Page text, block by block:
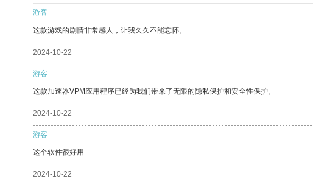
游客
这款游戏的剧情非常感人，让我久久不能忘怀。
2024-10-22
游客
这款加速器VPM应用程序已经为我们带来了无限的隐私保护和安全性保护。
2024-10-22
游客
这个软件很好用
2024-10-22